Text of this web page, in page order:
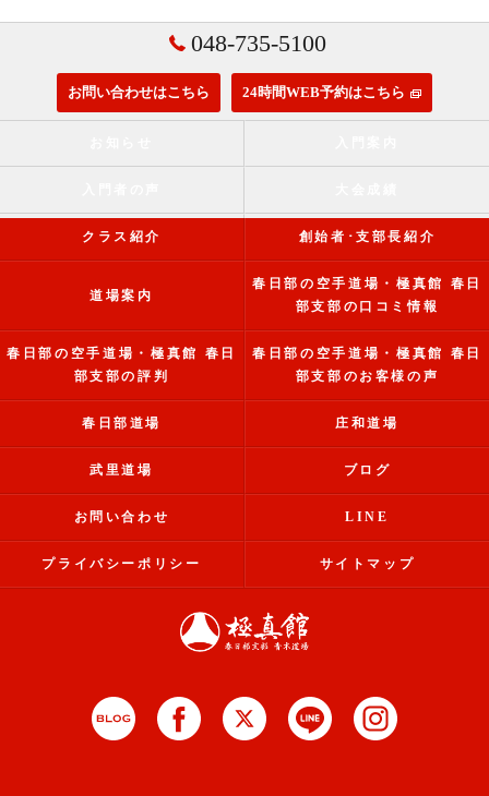
048-735-5100
お問い合わせはこちら 24時間WEB予約はこちら
クラス紹介 創始者･支部長紹介
道場案内
春日部の空手道場・極真館 春日
部支部の口コミ情報
春日部の空手道場・極真館 春日
部支部の評判
春日部の空手道場・極真館 春日
部支部のお客様の声
春日部道場 庄和道場
武里道場 ブログ
お問い合わせ LINE
プライバシーポリシー サイトマップ